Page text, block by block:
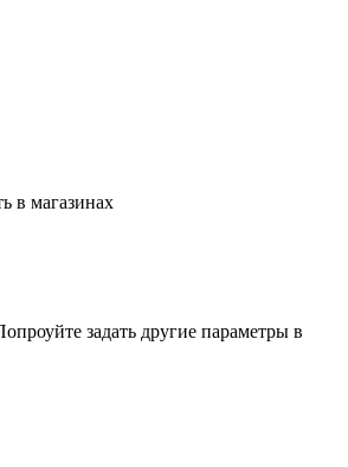
в магазинах
задать другие параметры в